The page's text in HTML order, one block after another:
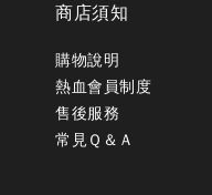
商店須知
購物說明
熱血會員制度
售後服務
常見Ｑ＆Ａ